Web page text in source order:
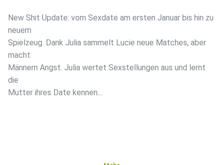
New Shit Update: vom Sexdate am ersten Januar bis hin zu
neuem
Spielzeug. Dank Julia sammelt Lucie neue Matches, aber
macht
Männern Angst. Julia wertet Sexstellungen aus und lernt
die
Mutter ihres Date kennen...